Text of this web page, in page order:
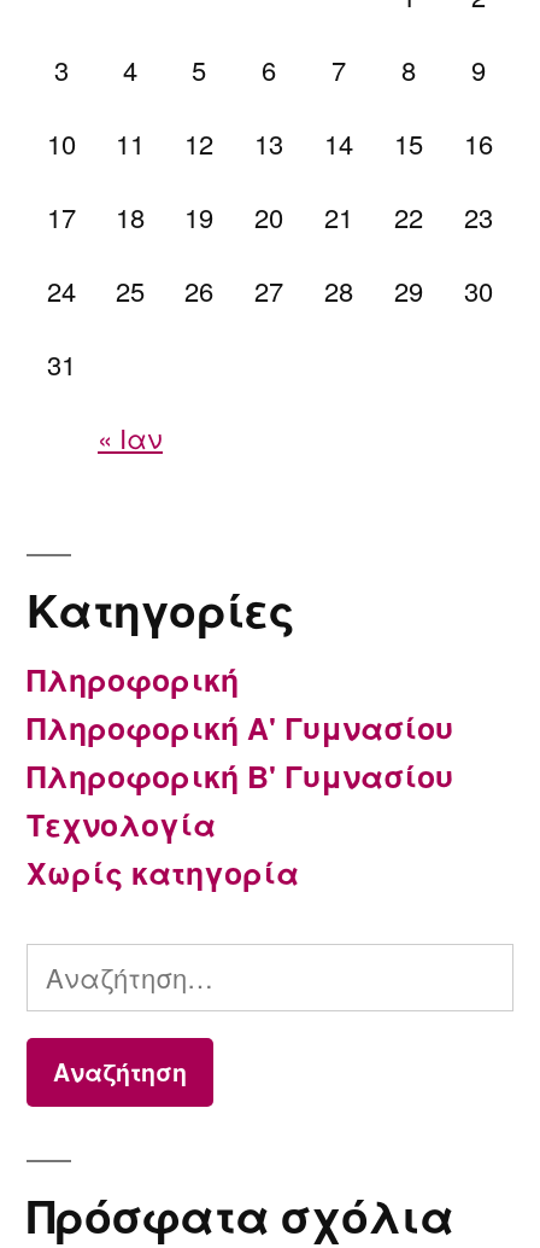
« Ιαν
3
4 5 6 7 8
9
10
11 12 13 14 15
16
17
18 19 20 21 22
23
24
25 26 27 28 29
30
31
Kατηγορίες
Πληροφορική
Πληροφορική Α' Γυμνασίου
Πληροφορική Β' Γυμνασίου
Τεχνολογία
Χωρίς κατηγορία
Αναζήτηση
για:
Πρόσφατα σχόλια